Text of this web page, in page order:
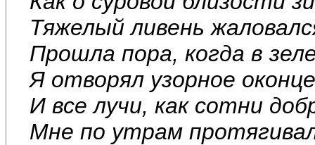
Тяжелый ливень
Прошла пора, когда в
Я отворял узорное
И все лучи, как сотни
Мне по утрам